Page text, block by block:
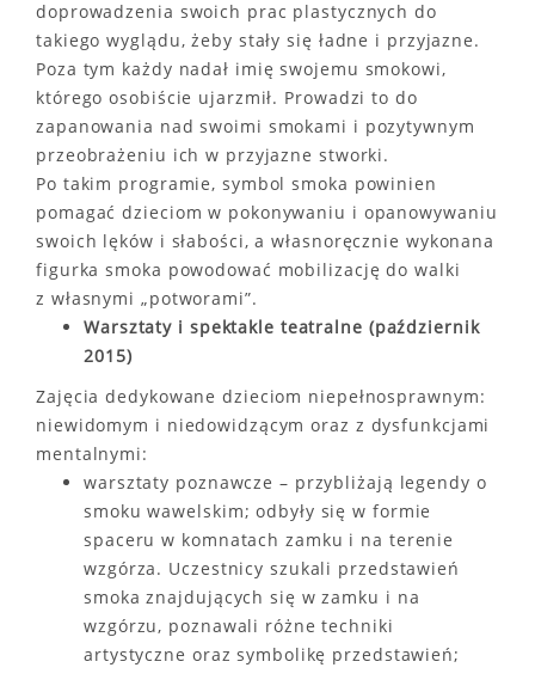
doprowadzenia swoich prac plastycznych do
takiego wyglądu, żeby stały się ładne i przyjazne.
Poza tym każdy nadał imię swojemu smokowi,
którego osobiście ujarzmił. Prowadzi to do
zapanowania nad swoimi smokami i pozytywnym
przeobrażeniu ich w przyjazne stworki.
Po takim programie, symbol smoka powinien
pomagać dzieciom w pokonywaniu i opanowywaniu
swoich lęków i słabości, a własnoręcznie wykonana
figurka smoka powodować mobilizację do walki
z własnymi „potworami”.
Warsztaty i spektakle teatralne (październik
2015)
Zajęcia dedykowane dzieciom niepełnosprawnym:
niewidomym i niedowidzącym oraz z dysfunkcjami
mentalnymi:
warsztaty poznawcze – przybliżają legendy o
smoku wawelskim; odbyły się w formie
spaceru w komnatach zamku i na terenie
wzgórza. Uczestnicy szukali przedstawień
smoka znajdujących się w zamku i na
wzgórzu, poznawali różne techniki
artystyczne oraz symbolikę przedstawień;